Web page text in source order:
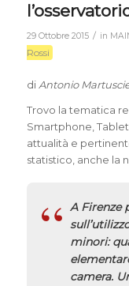
29 Ottobre 2015 / in
Rossi
di Antonio
Trovo la tematica
Smartphone,
attualità e
statistico, anche la
A Firenze
minori:
camera.